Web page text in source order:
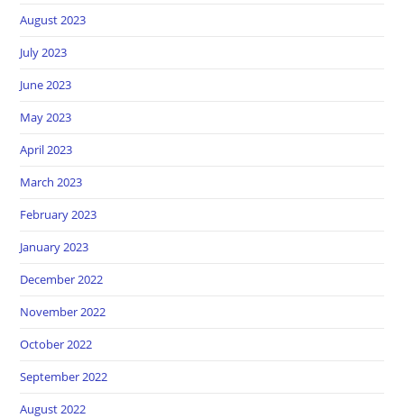
August 2023
July 2023
June 2023
May 2023
April 2023
March 2023
February 2023
January 2023
December 2022
November 2022
October 2022
September 2022
August 2022